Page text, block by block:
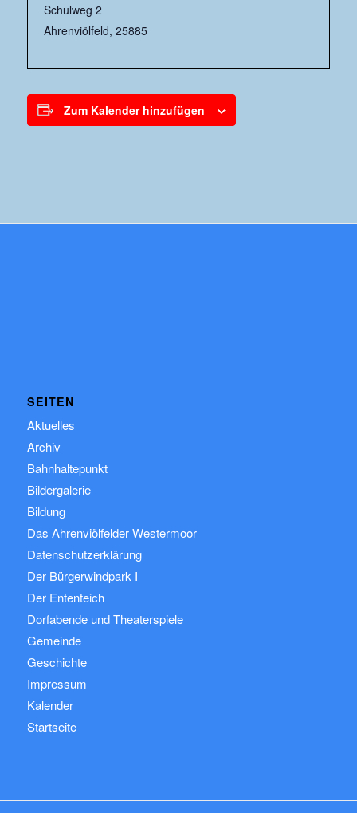
Schulweg 2
Ahrenviölfeld, 25885
Zum Kalender hinzufügen
SEITEN
Aktuelles
Archiv
Bahnhaltepunkt
Bildergalerie
Bildung
Das Ahrenviölfelder Westermoor
Datenschutzerklärung
Der Bürgerwindpark I
Der Ententeich
Dorfabende und Theaterspiele
Gemeinde
Geschichte
Impressum
Kalender
Startseite